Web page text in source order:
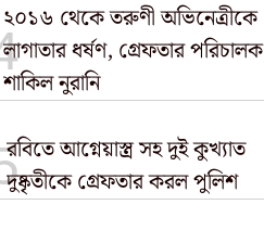
২০১৬ থেকে তরুণী অভিনেত্রীকে
লাগাতার ধর্ষণ, গ্রেফতার পরিচালক
শাকিল নুরানি
রবিতে আগ্নেয়াস্ত্র সহ দুই কুখ্যাত
দুষ্কৃতীকে গ্রেফতার করল পুলিশ